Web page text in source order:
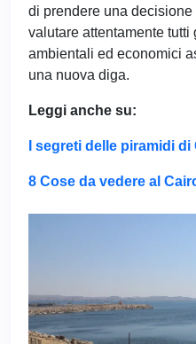
di prendere una
valutare attentamente tutti
ambientali ed economici
una nuova diga.
Leggi anche su:
I segreti delle piramidi di
8 Cose da vedere al